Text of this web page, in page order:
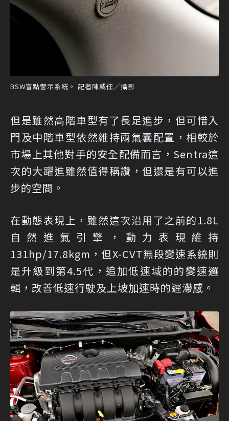
BSW盲點警示系統。 記者陳威任／攝影
但是雖然高階車型有了長足進步，但可惜入
門及中階車型依然維持兩氣囊配置，相較於
市場上其他對手的安全配備而言，Sentra這
次的大躍進雖然值得稱讚，但還是有可以進
步的空間。
在動態表現上，雖然這次沿用了之前的1.8L
自然進氣引擎，動力表現維持
131hp/17.8kgm，但X-CVT無段變速系統則
是升級到第4.5代，追加低速域的的變速邏
輯，改善低速行駛及上坡加速時的遲滯感。